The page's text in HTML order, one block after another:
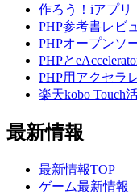
作ろう！iアプリ
PHP参考書レビ
PHPオープンソ
PHPと
PHP用アクセラ
楽天kobo Touch
最新情報
最新情報TOP
ゲーム最新情報